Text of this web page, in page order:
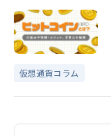
仮想通貨コラム